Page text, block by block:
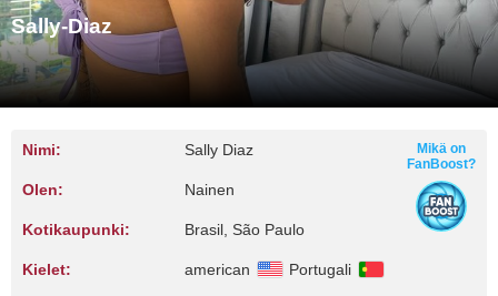
Sally-Diaz
Nimi: Sally Diaz
Olen: Nainen
Kotikaupunki: Brasil, São Paulo
Kielet: american Portugali
Mikä on
FanBoost?